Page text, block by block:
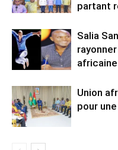
partant
Salia
africaine
Union
pour